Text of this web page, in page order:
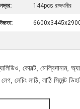
নম্বর: 144pcs রাজধানীর
কোবল্ট, মোল্বিদানাম,
লাঠি, লাঠি সিমেন্ট